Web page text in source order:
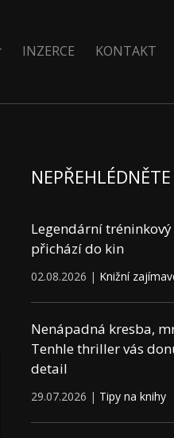
INZERCE KONTAKT
NEPŘEHLÉDNĚTE
Legendární
přichází do kin
02.08.2026 | Knižní
Nenápadná kresba,
Tenhle thriller vás
detail
29.07.2026 | Tipy na knihy